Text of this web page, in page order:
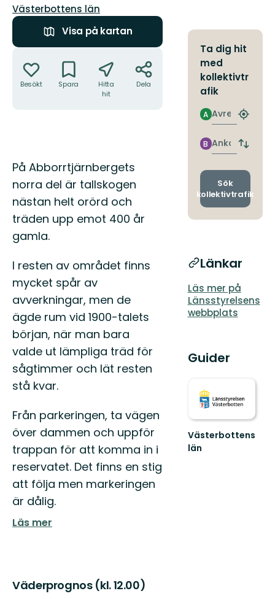
Län:
Västerbottens län
Visa på kartan
Besökt Spara
Hitta
hit
Dela
Beskrivning
På Abborrtjärnbergets
norra del är tallskogen
nästan helt orörd och
träden upp emot 400 år
gamla.
I resten av området finns
mycket spår av
avverkningar, men de
ägde rum vid 1900-talets
början, när man bara
valde ut lämpliga träd för
sågtimmer och lät resten
stå kvar.
Från parkeringen, ta vägen
över dammen och uppför
trappan för att komma in i
reservatet. Det finns en stig
att följa men markeringen
är dålig.
Läs mer
Väderprognos (kl. 12.00)
Ta dig hit
med
kollektivtr
afik
Avresa
A
Hitta
Ankomst
B
Byt
och
Sök
kollektivtrafik
Länkar
Läs mer på
Länsstyrelsens
webbplats
Guider
Västerbottens
län